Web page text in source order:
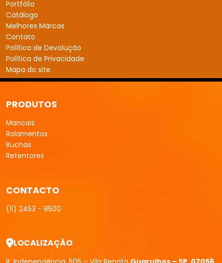
CONTACTO
(11) 2453 - 8500
LOCALIZAÇÃO
R. Independência, 505 – Vila RenataGuarulhos – SP, 07056
FBM Mancais